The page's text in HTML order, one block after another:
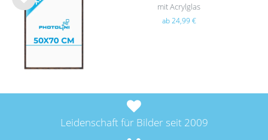
Wu
nsc
hlist
e
mit Acrylglas
ab 24,99 €
Leidenschaft für Bilder seit 2009